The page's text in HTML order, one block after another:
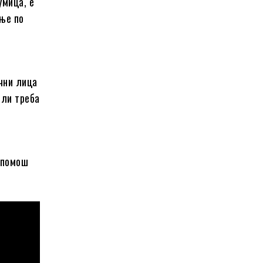
по
лица
треба